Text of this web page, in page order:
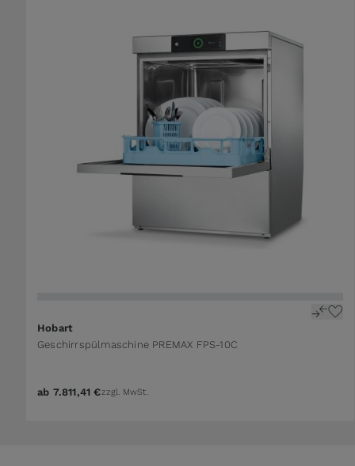
Hobart
Geschirrspülmaschine PREMAX FPS-10C
The price depends on the options chosen on the
ab 7.811,41 €zzgl. MwSt.